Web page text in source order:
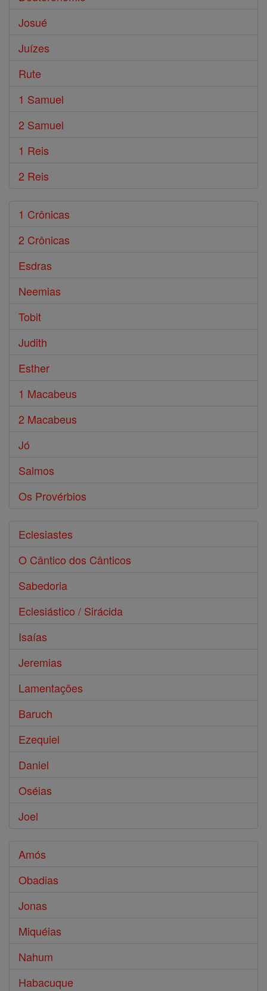
Josué
Juízes
Rute
1 Samuel
2 Samuel
1 Reis
2 Reis
1 Crônicas
2 Crônicas
Esdras
Neemias
Tobit
Judith
Esther
1 Macabeus
2 Macabeus
Jó
Salmos
Os Provérbios
Eclesiastes
O Cântico dos Cânticos
Sabedoria
Eclesiástico / Sirácida
Isaías
Jeremias
Lamentações
Baruch
Ezequiel
Daniel
Oséias
Joel
Amós
Obadias
Jonas
Miquéias
Nahum
Habacuque